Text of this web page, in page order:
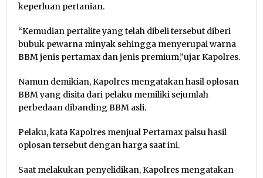
keperluan pertanian.
“Kemudian pertalite yang telah dibeli tersebut diberi
bubuk pewarna minyak sehingga menyerupai warna
BBM jenis pertamax dan jenis premium,”ujar Kapolres.
Namun demikian, Kapolres mengatakan hasil oplosan
BBM yang disita dari pelaku memiliki sejumlah
perbedaan dibanding BBM asli.
Pelaku, kata Kapolres menjual Pertamax palsu hasil
oplosan tersebut dengan harga saat ini.
Saat melakukan penyelidikan, Kapolres mengatakan